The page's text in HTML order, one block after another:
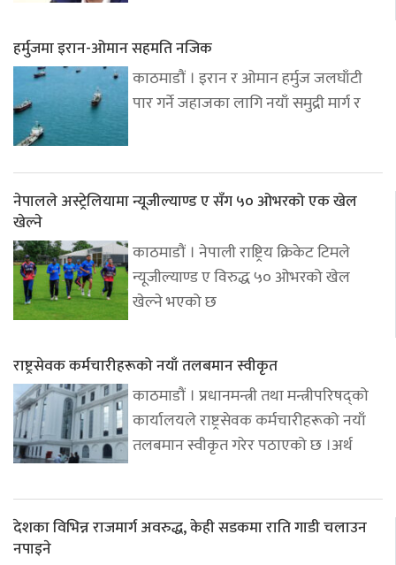
हर्मुजमा इरान-ओमान सहमति नजिक
काठमाडौं । इरान र ओमान हर्मुज जलघाँटी
पार गर्ने जहाजका लागि नयाँ समुद्री मार्ग र
नेपालले अस्ट्रेलियामा न्यूजील्याण्ड ए सँग ५० ओभरको एक खेल
खेल्ने
काठमाडौं । नेपाली राष्ट्रिय क्रिकेट टिमले
न्यूजील्याण्ड ए विरुद्ध ५० ओभरको खेल
खेल्ने भएको छ
राष्ट्रसेवक कर्मचारीहरूको नयाँ तलबमान स्वीकृत
काठमाडौं । प्रधानमन्त्री तथा मन्त्रीपरिषद्को
कार्यालयले राष्ट्रसेवक कर्मचारीहरूको नयाँ
तलबमान स्वीकृत गरेर पठाएको छ ।अर्थ
देशका विभिन्न राजमार्ग अवरुद्ध, केही सडकमा राति गाडी चलाउन
नपाइने